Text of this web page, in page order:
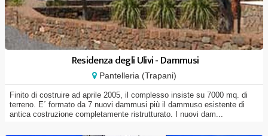
Residenza degli Ulivi - Dammusi
Pantelleria (Trapani)
Finito di costruire ad aprile 2005, il complesso insiste su 7000 mq. di
terreno. E´ formato da 7 nuovi dammusi più il dammuso esistente di
antica costruzione completamente ristrutturato. I nuovi dam...